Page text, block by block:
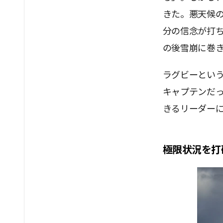
きた。悪天候
分の信念が打
の後雪崩に巻
ラグビーとい
キャプテンだ
きるリーダー
極限状況を